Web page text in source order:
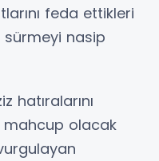
feda ettikleri
nasip
hatıralarını
mahcup olacak